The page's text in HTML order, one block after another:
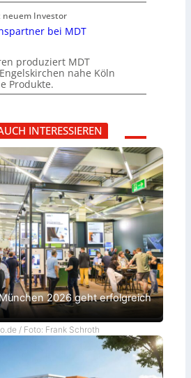
neuem Investor
bei MDT
produziert MDT
nahe Köln
Produkte.
INTERESSIEREN
2026 geht erfolgreich
/ Foto: Frank Schroth